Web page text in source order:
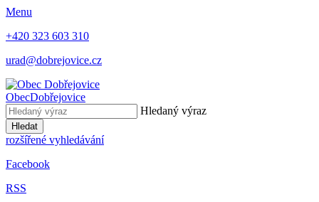
Menu
+420 323 603 310
urad@dobrejovice.cz
ObecDobřejovice
Hledaný výraz
Hledat
rozšířené vyhledávání
Facebook
RSS